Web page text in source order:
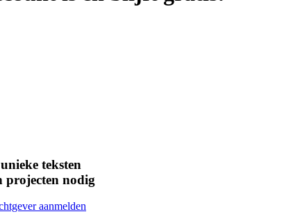
teksten
projecten nodig
aanmelden